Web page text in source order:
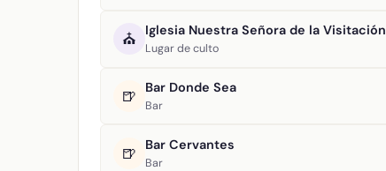
⛪ Iglesia Nuestra Señora de la Visitación
Lugar de culto
🍺 Bar Donde Sea
Bar
🍺 Bar Cervantes
Bar